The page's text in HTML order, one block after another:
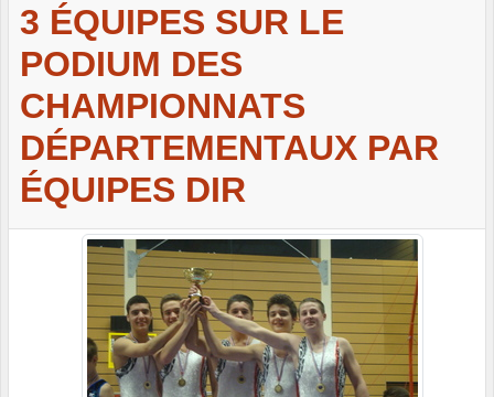
3 ÉQUIPES SUR LE
PODIUM DES
CHAMPIONNATS
DÉPARTEMENTAUX PAR
ÉQUIPES DIR